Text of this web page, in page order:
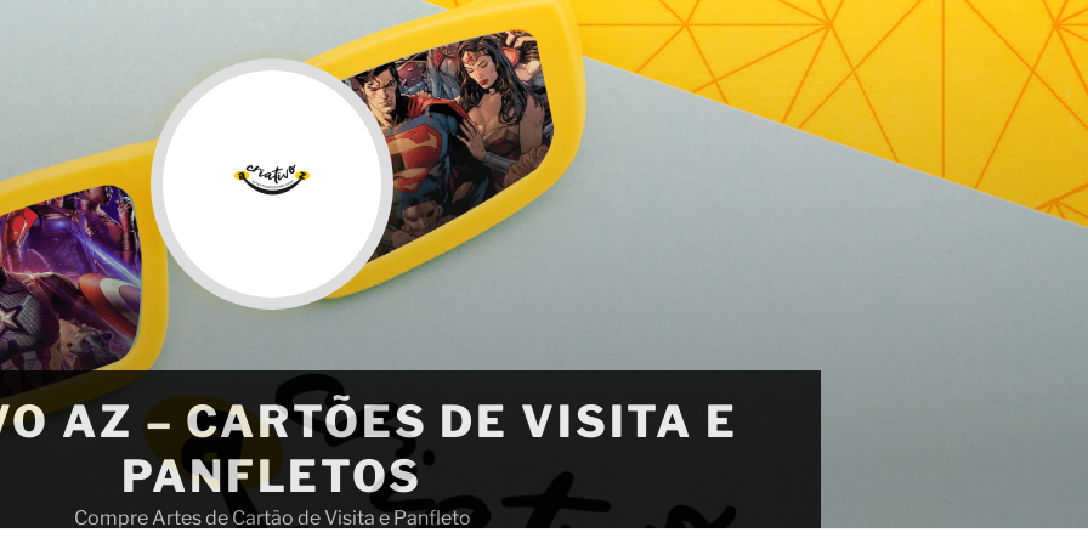
AZ – CARTÕES DE VISITA E
PANFLETOS
Compre Artes de Cartão de Visita e Panfleto